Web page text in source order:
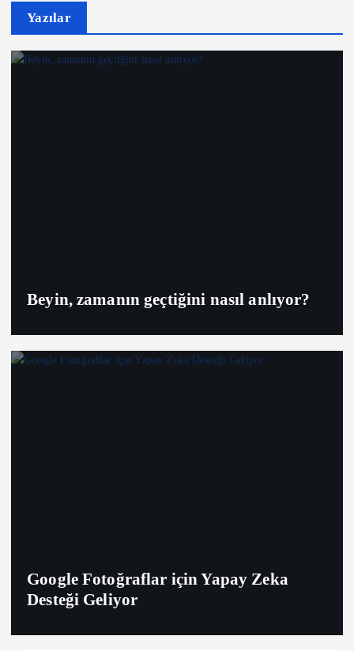
Yazılar
Beyin, zamanın geçtiğini nasıl anlıyor?
Google Fotoğraflar için Yapay Zeka
Desteği Geliyor